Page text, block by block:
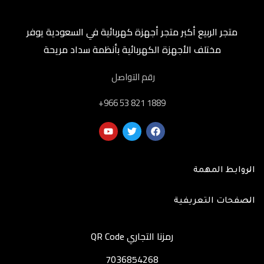
متجر الربيع أكبر متجر أجهزة كهربائية في السعودية يوفر
مختلف الأجهزة الكهربائية بأنظمة سداد مريحة
رقم التواصل
‎+966 53 821 1889
الروابط المهمة
الصفحات التعريفية
رمزنا التجاري QR Code
7036854268